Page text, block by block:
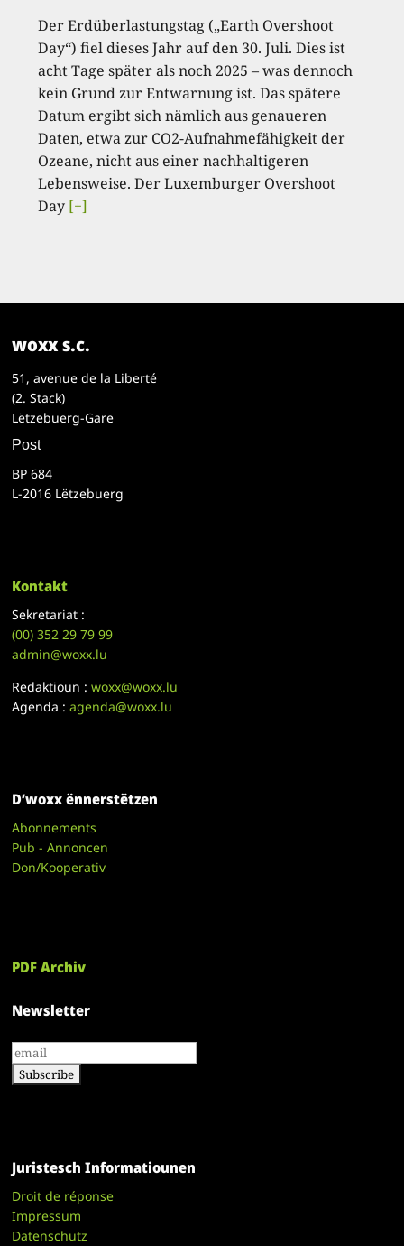
Der Erdüberlastungstag („Earth Overshoot
Day“) fiel dieses Jahr auf den 30. Juli. Dies ist
acht Tage später als noch 2025 – was dennoch
kein Grund zur Entwarnung ist. Das spätere
Datum ergibt sich nämlich aus genaueren
Daten, etwa zur CO2-Aufnahmefähigkeit der
Ozeane, nicht aus einer nachhaltigeren
Lebensweise. Der Luxemburger Overshoot
Day [+]
woxx s.c.
51, avenue de la Liberté
(2. Stack)
Lëtzebuerg-Gare
Post
BP 684
L-2016 Lëtzebuerg
Kontakt
Sekretariat :
(00)352 29 79 99
admin@woxx.lu
Redaktioun :woxx@woxx.lu
Agenda :agenda@woxx.lu
D’woxx ënnerstëtzen
Abonnements
Pub - Annoncen
Don/Kooperativ
PDF Archiv
Newsletter
Juristesch Informatiounen
Droit de réponse
Impressum
Datenschutz